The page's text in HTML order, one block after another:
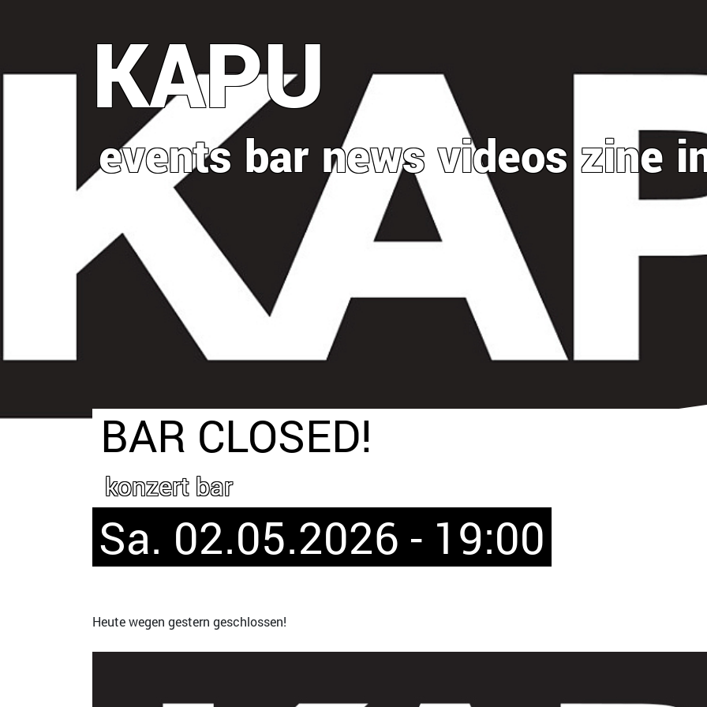
KAPU
events bar news videos zine
BAR CLOSED!
konzert bar
Sa. 02.05.2026 - 19:00
Heute wegen gestern geschlossen!